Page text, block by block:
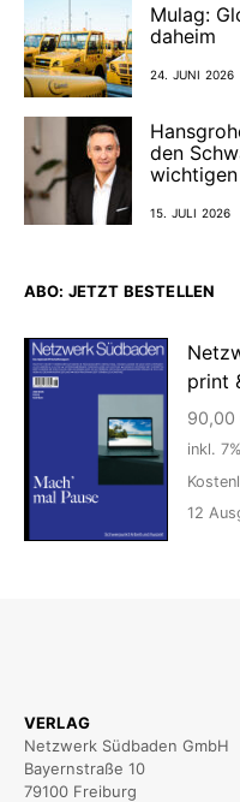
Mulag:
daheim
24. JUNI 2026
den
15. JULI 2026
ABO: JETZT BESTELLEN
print
90,00
inkl.
12
VERLAG
Netzwerk Südbaden GmbH
Bayernstraße 10
79100 Freiburg